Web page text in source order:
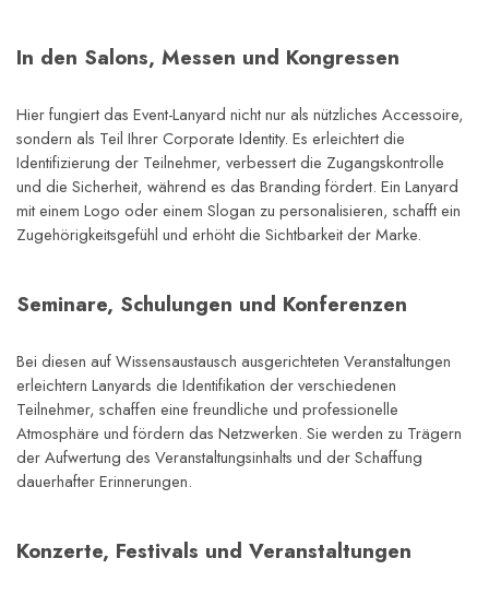
In den Salons, Messen und Kongressen
Hier fungiert das Event-Lanyard nicht nur als nützliches Accessoire,
sondern als Teil Ihrer Corporate Identity. Es erleichtert die
Identifizierung der Teilnehmer, verbessert die Zugangskontrolle
und die Sicherheit, während es das Branding fördert. Ein Lanyard
mit einem Logo oder einem Slogan zu personalisieren, schafft ein
Zugehörigkeitsgefühl und erhöht die Sichtbarkeit der Marke.
Seminare, Schulungen und Konferenzen
Bei diesen auf Wissensaustausch ausgerichteten Veranstaltungen
erleichtern Lanyards die Identifikation der verschiedenen
Teilnehmer, schaffen eine freundliche und professionelle
Atmosphäre und fördern das Netzwerken. Sie werden zu Trägern
der Aufwertung des Veranstaltungsinhalts und der Schaffung
dauerhafter Erinnerungen.
Konzerte, Festivals und Veranstaltungen